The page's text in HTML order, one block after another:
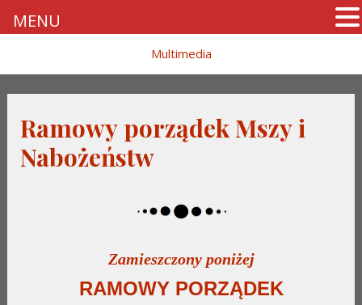
Multimedia
Ramowy porządek Mszy i
Nabożeństw
Zamieszczony poniżej
RAMOWY PORZĄDEK
MENU